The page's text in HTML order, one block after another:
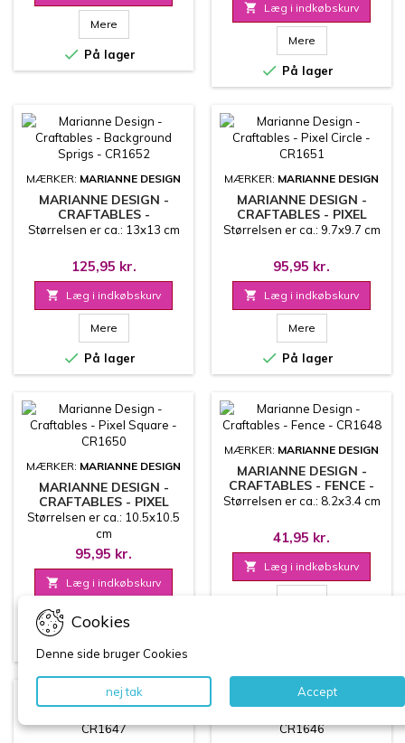
Mere
 På lager
 Læg i indkøbskurv
Mere
 På lager
MÆRKER: MARIANNE DESIGN
MARIANNE DESIGN -
CRAFTABLES -
BACKGROUND SPRIGS -
Størrelsen er ca.: 13x13 cm
125,95 kr.
 Læg i indkøbskurv
Mere
 På lager
MÆRKER: MARIANNE DESIGN
MARIANNE DESIGN -
CRAFTABLES - PIXEL
CIRCLE - CR1651
Størrelsen er ca.: 9.7x9.7 cm
95,95 kr.
 Læg i indkøbskurv
Mere
 På lager
MÆRKER: MARIANNE DESIGN
MARIANNE DESIGN -
CRAFTABLES - PIXEL
SQUARE - CR1650
Størrelsen er ca.: 10.5x10.5
cm
95,95 kr.
 Læg i indkøbskurv
Mere
På lager
MÆRKER: MARIANNE DESIGN
MARIANNE DESIGN -
CRAFTABLES - FENCE -
CR1648
Størrelsen er ca.: 8.2x3.4 cm
41,95 kr.
 Læg i indkøbskurv
Cookies
Denne side bruger Cookies
nej tak Accept